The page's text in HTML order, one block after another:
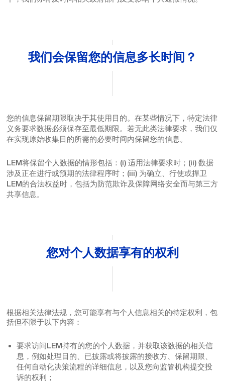
我们会保留您的信息多长时间？
您的信息保留期限取决于其使用目的。在某些情况下，特定法律
义务要求数据必须保存至最低期限。若无此类法律要求，我们仅
在实现原始收集目的所需的必要时间内保留您的信息。
LEM将保留个人数据的情形包括：(i) 适用法律要求时；(ii) 数据
涉及正在进行或预期的法律程序时；(iii) 为确立、行使或捍卫
LEM的合法权益时，包括为防范欺诈及保障网络安全而与第三方
共享信息。
您对个人数据享有的权利
根据相关法律法规，您可能享有与个人信息相关的特定权利，包
括但不限于以下内容：
要求访问LEM持有的您的个人数据，并获取该数据的相关信
息，例如处理目的、已披露或将披露的接收方、保留期限、
任何自动化决策流程的详细信息，以及您向监管机构提交投
诉的权利；